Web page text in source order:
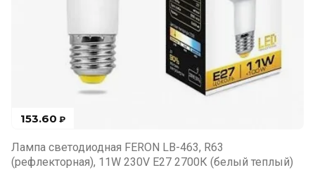
153.60 ₽
Лампа светодиодная FERON LB-463, R63
(рефлекторная), 11W 230V E27 2700К (белый теплый)